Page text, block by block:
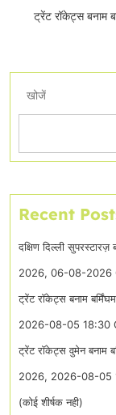
ट्रेंट रॉकेट्स बनाम
खोजें
Recent
दक्षिण दिल्ली सुपरस्टारज़
2026, 06-08-2026
ट्रेंट रॉकेट्स बनाम
2026-08-05 18:30
ट्रेंट रॉकेट्स वुमेन बनाम
2026, 2026-08-05
(कोई शीर्षक नही)